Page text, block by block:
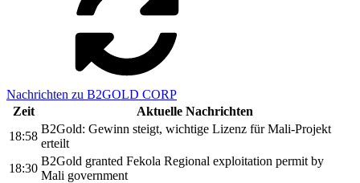
Nachrichten zu B2GOLD CORP
Zeit
Aktuelle Nachrichten
18:58
B2Gold: Gewinn steigt, wichtige Lizenz für Mali-Projekt
erteilt
18:30
B2Gold granted Fekola Regional exploitation permit by
Mali government